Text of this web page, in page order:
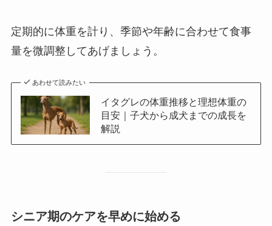
定期的に体重を計り、季節や年齢に合わせて食事
量を微調整してあげましょう。
あわせて読みたい
イタグレの体重推移と理想体重の
目安｜子犬から成犬までの成長を
解説
シニア期のケアを早めに始める